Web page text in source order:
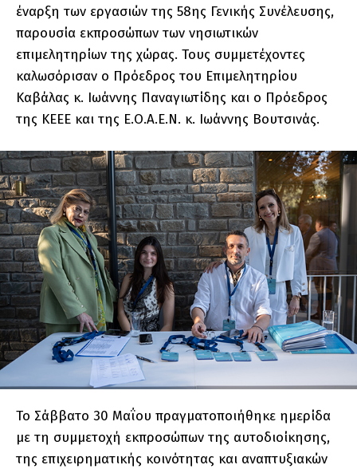
έναρξη των εργασιών της 58ης Γενικής Συνέλευσης,
παρουσία εκπροσώπων των νησιωτικών
επιμελητηρίων της χώρας. Τους συμμετέχοντες
καλωσόρισαν ο Πρόεδρος του Επιμελητηρίου
Καβάλας κ. Ιωάννης Παναγιωτίδης και ο Πρόεδρος
της ΚΕΕΕ και της Ε.Ο.Α.Ε.Ν. κ. Ιωάννης Βουτσινάς.
Το Σάββατο 30 Μαΐου πραγματοποιήθηκε ημερίδα
με τη συμμετοχή εκπροσώπων της αυτοδιοίκησης,
της επιχειρηματικής κοινότητας και αναπτυξιακών